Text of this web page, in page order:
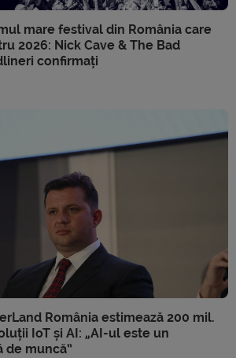
mare festival din România care
2026: Nick Cave & The Bad
confirmați
România estimează 200 mil.
IoT și AI: „AI-ul este un
de muncă”